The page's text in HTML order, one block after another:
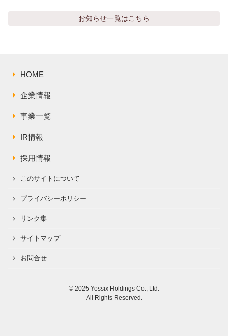
お知らせ一覧はこちら
HOME
企業情報
事業一覧
IR情報
採用情報
このサイトについて
プライバシーポリシー
リンク集
サイトマップ
お問合せ
© 2025 Yossix Holdings Co., Ltd.
All Rights Reserved.